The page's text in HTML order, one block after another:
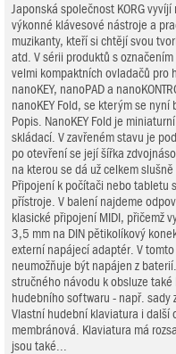
Japonská společnost KORG
výkonné klávesové nástroje a
muzikanty, kteří si chtějí svou
atd. V sérii produktů s
velmi kompaktních ovladačů pro
nanoKEY, nanoPAD a
nanoKEY Fold, se kterým se nyní
Popis. NanoKEY Fold je
skládací. V zavřeném stavu je
po otevření se její šířka
na kterou se dá už celkem slušně
Připojení k počítači nebo tabletu
přístroje. V balení najdeme
klasické připojení MIDI, přičemž
3,5 mm na DIN pětikolíkový
externí napájecí adaptér. V
neumožňuje být napájen z
stručného návodu k obsluze
hudebního softwaru - např. sady
Vlastní hudební klaviatura i další
membránová. Klaviatura má
jsou také...